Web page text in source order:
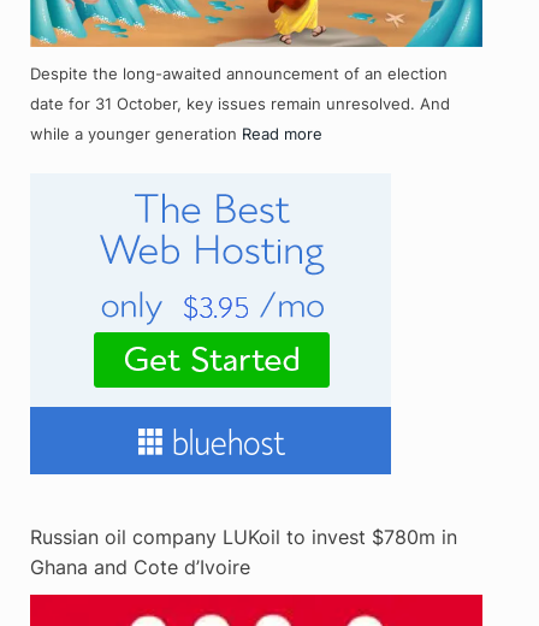
Despite the long-awaited announcement of an election
date for 31 October, key issues remain unresolved. And
while a younger generation Read more
Russian oil company LUKoil to invest $780m in
Ghana and Cote d’Ivoire